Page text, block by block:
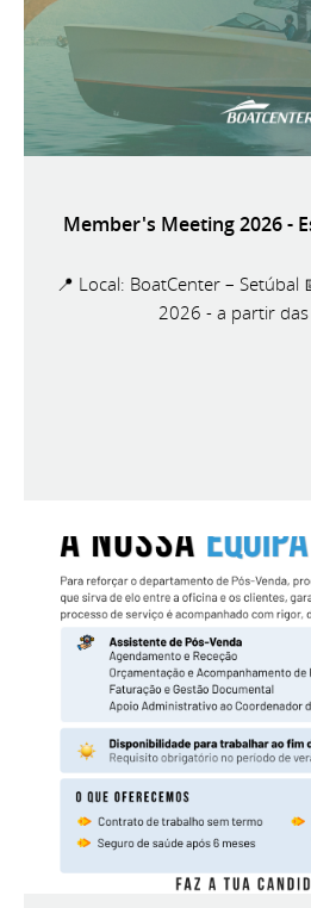
Member's Meeting 2026 -
📍 Local: BoatCenter – Setúbal
2026 - a partir